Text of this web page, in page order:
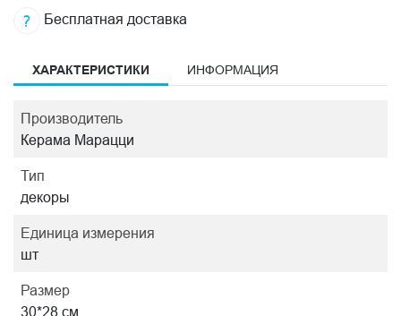
Бесплатная доставка
ХАРАКТЕРИСТИКИ ИНФОРМАЦИЯ
Производитель
Керама Марацци
Тип
декоры
Единица измерения
шт
Размер
30*28 см